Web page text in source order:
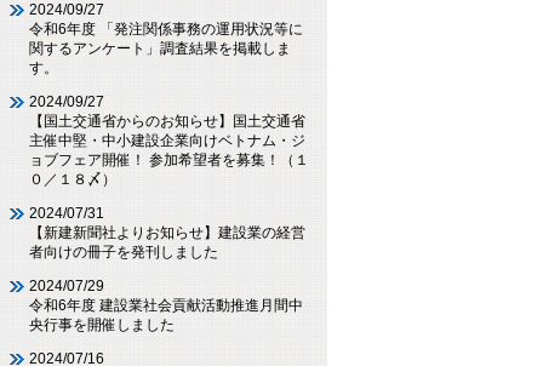
2024/09/27
令和6年度 「発注関係事務の運用状況等に
関するアンケート」調査結果を掲載しま
す。
2024/09/27
【国土交通省からのお知らせ】国土交通省
主催中堅・中小建設企業向けベトナム・ジ
ョブフェア開催！ 参加希望者を募集！（１
０／１８〆）
2024/07/31
【新建新聞社よりお知らせ】建設業の経営
者向けの冊子を発刊しました
2024/07/29
令和6年度 建設業社会貢献活動推進月間中
央行事を開催しました
2024/07/16